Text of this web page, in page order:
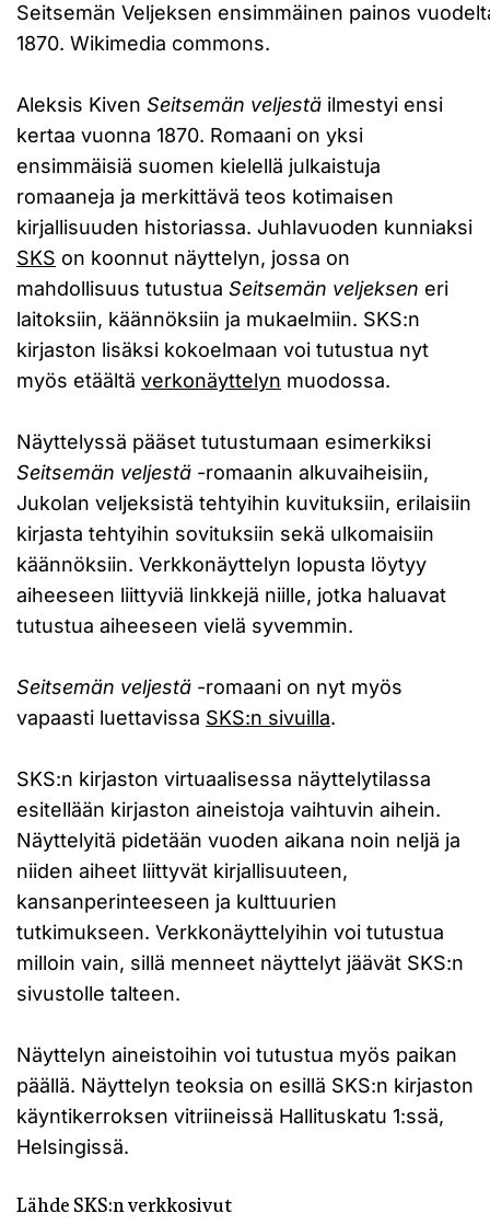
Seitsemän Veljeksen ensimmäinen painos
1870. Wikimedia commons.
Aleksis Kiven Seitsemän veljestä ilmestyi ensi
kertaa vuonna 1870. Romaani on yksi
ensimmäisiä suomen kielellä julkaistuja
romaaneja ja merkittävä teos kotimaisen
kirjallisuuden historiassa. Juhlavuoden kunniaksi
SKS on koonnut näyttelyn, jossa on
mahdollisuus tutustua Seitsemän veljeksen eri
laitoksiin, käännöksiin ja mukaelmiin. SKS:n
kirjaston lisäksi kokoelmaan voi tutustua nyt
myös etäältä verkonäyttelyn muodossa.
Näyttelyssä pääset tutustumaan esimerkiksi
Seitsemän veljestä -romaanin alkuvaiheisiin,
Jukolan veljeksistä tehtyihin kuvituksiin, erilaisiin
kirjasta tehtyihin sovituksiin sekä ulkomaisiin
käännöksiin. Verkkonäyttelyn lopusta löytyy
aiheeseen liittyviä linkkejä niille, jotka haluavat
tutustua aiheeseen vielä syvemmin.
Seitsemän veljestä -romaani on nyt myös
vapaasti luettavissa SKS:n sivuilla.
SKS:n kirjaston virtuaalisessa näyttelytilassa
esitellään kirjaston aineistoja vaihtuvin aihein.
Näyttelyitä pidetään vuoden aikana noin neljä ja
niiden aiheet liittyvät kirjallisuuteen,
kansanperinteeseen ja kulttuurien
tutkimukseen. Verkkonäyttelyihin voi tutustua
milloin vain, sillä menneet näyttelyt jäävät SKS:n
sivustolle talteen.
Näyttelyn aineistoihin voi tutustua myös paikan
päällä. Näyttelyn teoksia on esillä SKS:n kirjaston
käyntikerroksen vitriineissä Hallituskatu 1:ssä,
Helsingissä.
Lähde SKS:n verkkosivut